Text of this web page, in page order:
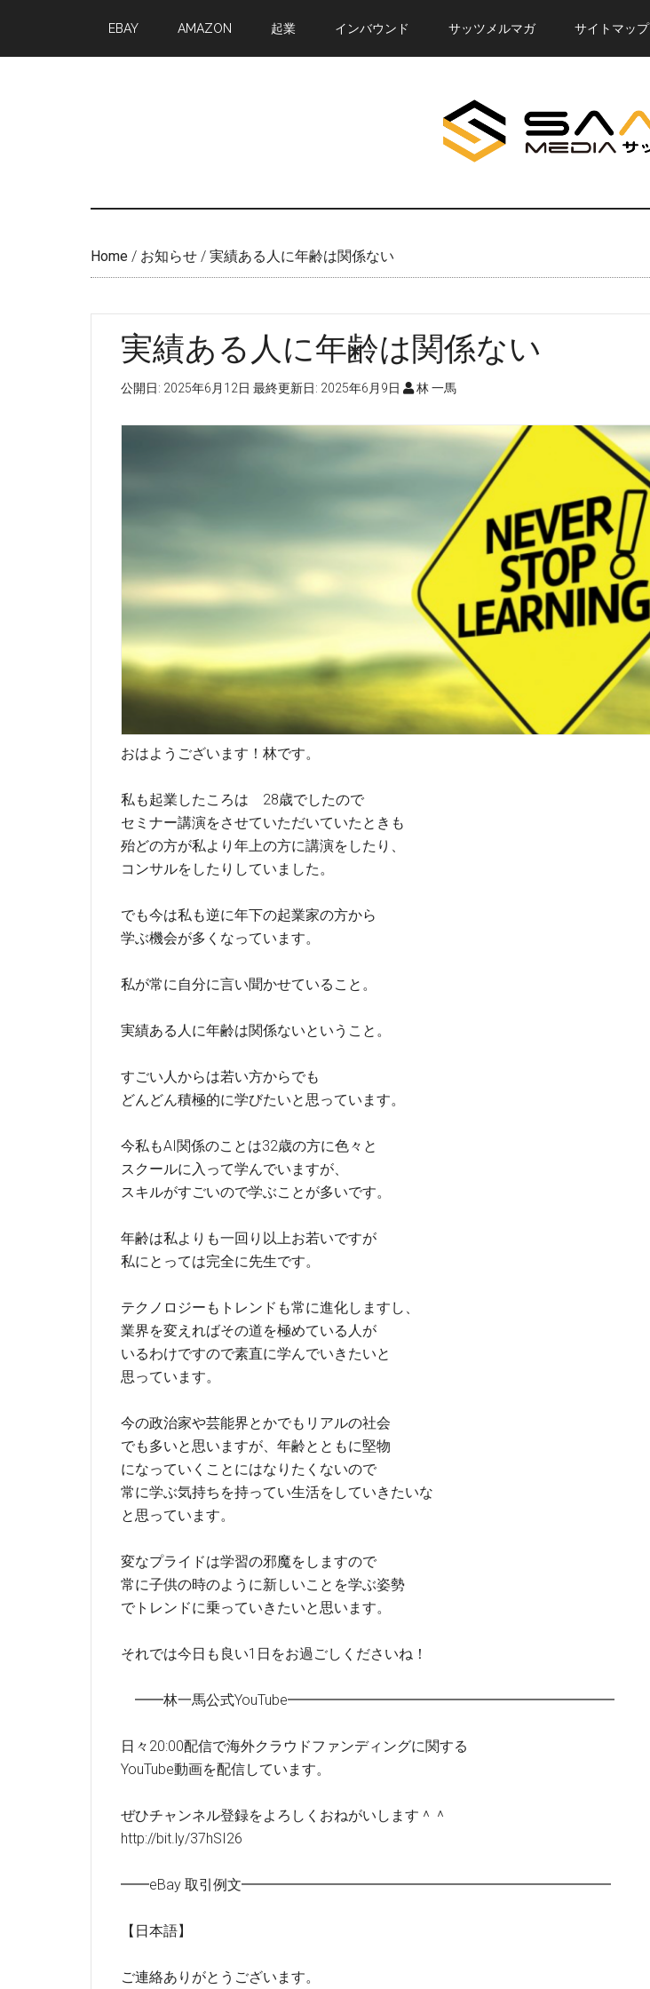
main
primary
EBAY AMAZON 起業 インバウンド サッツメルマガ サイトマップ
Home / お知らせ / 実績ある人に年齢は関係ない
実績ある人に年齢は関係ない
公開日: 2025年6月12日 最終更新日: 2025年6月9日 林 一馬
おはようございます！林です。
私も起業したころは 28歳でしたので
セミナー講演をさせていただいていたときも
殆どの方が私より年上の方に講演をしたり、
コンサルをしたりしていました。
でも今は私も逆に年下の起業家の方から
学ぶ機会が多くなっています。
私が常に自分に言い聞かせていること。
実績ある人に年齢は関係ないということ。
すごい人からは若い方からでも
どんどん積極的に学びたいと思っています。
今私もAI関係のことは32歳の方に色々と
スクールに入って学んでいますが、
スキルがすごいので学ぶことが多いです。
年齢は私よりも一回り以上お若いですが
私にとっては完全に先生です。
テクノロジーもトレンドも常に進化しますし、
業界を変えればその道を極めている人が
いるわけですので素直に学んでいきたいと
思っています。
今の政治家や芸能界とかでもリアルの社会
でも多いと思いますが、年齢とともに堅物
になっていくことにはなりたくないので
常に学ぶ気持ちを持ってい生活をしていきたいな
と思っています。
変なプライドは学習の邪魔をしますので
常に子供の時のように新しいことを学ぶ姿勢
でトレンドに乗っていきたいと思います。
それでは今日も良い1日をお過ごしくださいね！
━━林一馬公式YouTube━━━━━━━━━━━━━━━━━━━━━━━
日々20:00配信で海外クラウドファンディングに関する
YouTube動画を配信しています。
ぜひチャンネル登録をよろしくおねがいします＾＾
http://bit.ly/37hSI26
━━eBay 取引例文━━━━━━━━━━━━━━━━━━━━━━━━━━
【日本語】
ご連絡ありがとうございます。